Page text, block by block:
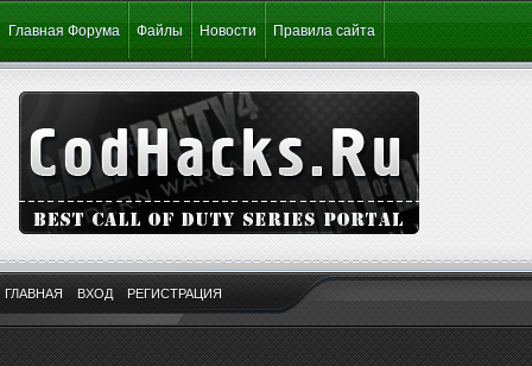
Главная Форума Файлы Новости Правила сайта
ГЛАВНАЯ ВХОД РЕГИСТРАЦИЯ